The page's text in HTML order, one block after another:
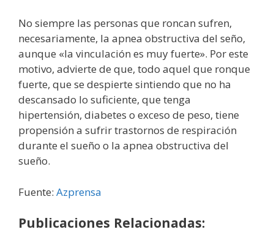
No siempre las personas que roncan sufren,
necesariamente, la apnea obstructiva del seño,
aunque «la vinculación es muy fuerte». Por este
motivo, advierte de que, todo aquel que ronque
fuerte, que se despierte sintiendo que no ha
descansado lo suficiente, que tenga
hipertensión, diabetes o exceso de peso, tiene
propensión a sufrir trastornos de respiración
durante el sueño o la apnea obstructiva del
sueño.
Fuente: Azprensa
Publicaciones Relacionadas: